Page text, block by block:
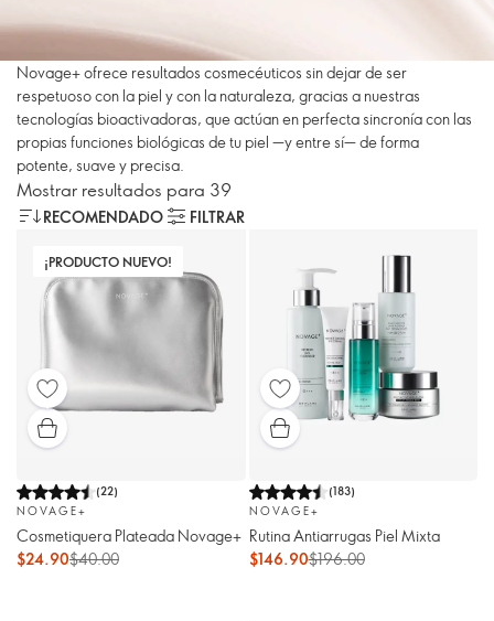
Novage+ ofrece resultados cosmecéuticos sin dejar de ser
respetuoso con la piel y con la naturaleza, gracias a nuestras
tecnologías bioactivadoras, que actúan en perfecta sincronía con las
propias funciones biológicas de tu piel —y entre sí— de forma
potente, suave y precisa.
Mostrar resultados para 39
RECOMENDADO FILTRAR
¡PRODUCTO NUEVO!
(22)
NOVAGE+
Cosmetiquera Plateada Novage+
$24.90$40.00
(183)
NOVAGE+
Rutina Antiarrugas Piel Mixta
$146.90$196.00